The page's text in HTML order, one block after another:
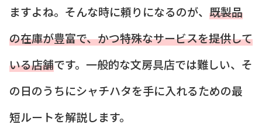
ますよね。そんな時に頼りになるのが、 既製品
の在庫が豊富で、かつ特殊なサービスを提供して
いる店舗です。一般的な文房具店では難しい、そ
の日のうちにシャチハタを手に入れるための最
短ルートを解説します。